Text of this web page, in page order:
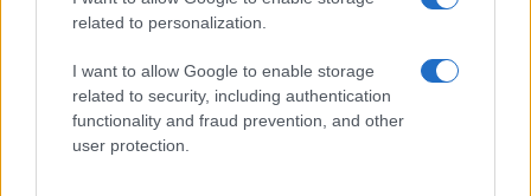
related to personalization.
I want to allow Google to enable storage
related to security, including authentication
functionality and fraud prevention, and other
user protection.
(SYBTC)
Bitcoin
(BTC)
$64,685.00